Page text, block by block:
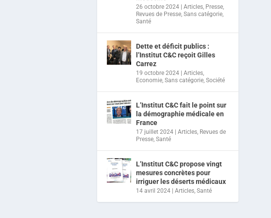
26 octobre 2024 |Articles, Presse,
Revues de Presse,Sans catégorie,
Santé
Dette et déficit publics :
l’Institut C&C reçoit Gilles
Carrez
19 octobre 2024 |Articles,
Economie,Sans catégorie,Société
L’Institut C&C fait le point sur
la démographie médicale en
France
17 juillet 2024 |Articles, Revues de
Presse,Santé
L’Institut C&C propose vingt
mesures concrètes pour
irriguer les déserts médicaux
14 avril 2024 |Articles,Santé